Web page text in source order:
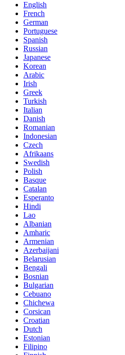
English
French
German
Portuguese
Spanish
Russian
Japanese
Korean
Arabic
Irish
Greek
Turkish
Italian
Danish
Romanian
Indonesian
Czech
Afrikaans
Swedish
Polish
Basque
Catalan
Esperanto
Hindi
Lao
Albanian
Amharic
Armenian
Azerbaijani
Belarusian
Bengali
Bosnian
Bulgarian
Cebuano
Chichewa
Corsican
Croatian
Dutch
Estonian
Filipino